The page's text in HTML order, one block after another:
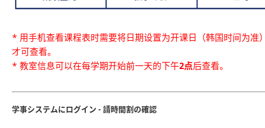
* 用手机查看课程表时需要将日期设置为开课日（韩国时间为准
才可查看。
* 教室信息可以在每学期开始前一天的下午2点后查看。
学事システムにログイン - 請時間割の確認